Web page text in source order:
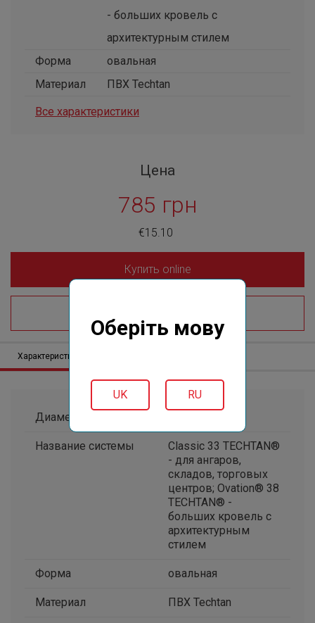
Оберіть мову
UK RU
- больших кровель с
архитектурным стилем
Форма
овальная
Материал
ПВХ Techtan
Все характеристики
Цена
785 грн
€15.10
Купить online
Характеристики
Диаметр, мм
Название системы
Classic 33 TECHTAN®
- для ангаров,
складов, торговых
центров; Ovation® 38
TECHTAN® -
больших кровель с
архитектурным
стилем
Форма овальная
Материал ПВХ Techtan